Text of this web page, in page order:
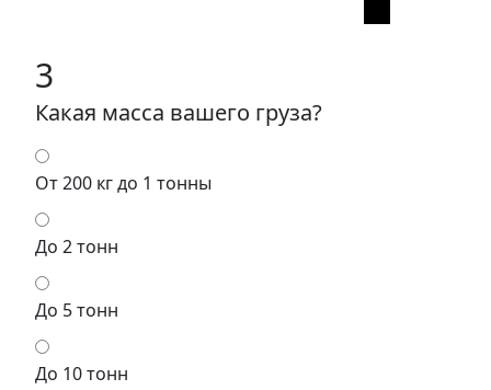
3
Какая масса вашего груза?
От 200 кг до 1 тонны
До 2 тонн
До 5 тонн
До 10 тонн